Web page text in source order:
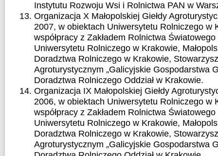
Instytutu Rozwoju Wsi i Rolnictwa PAN w
Organizacja X Małopolskiej Giełdy
2007, w obiektach Uniwersytetu Rolniczego w
współpracy z Zakładem Rolnictwa
Uniwersytetu Rolniczego w Krakowie,
Doradztwa Rolniczego w Krakowie,
Agroturystycznym „Galicyjskie Gospodarstwa
Doradztwa Rolniczego Oddział w Krakowie.
Organizacja IX Małopolskiej Giełdy
2006, w obiektach Uniwersytetu Rolniczego w
współpracy z Zakładem Rolnictwa
Uniwersytetu Rolniczego w Krakowie,
Doradztwa Rolniczego w Krakowie,
Agroturystycznym „Galicyjskie Gospodarstwa